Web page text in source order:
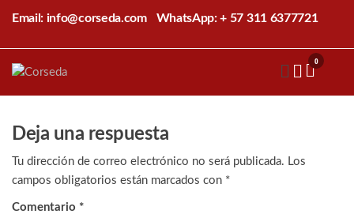
contenido
Email: info@corseda.com WhatsApp: + 57 311 6377721
sericultura
0
Deja una respuesta
Tu dirección de correo electrónico no será publicada. Los
campos obligatorios están marcados con *
Comentario *